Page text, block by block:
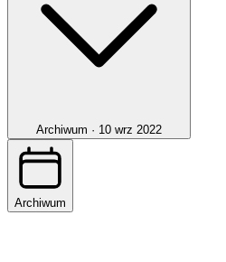
Archiwum · 10 wrz 2022
Archiwum